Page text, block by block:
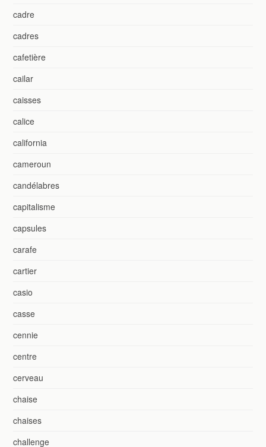
cadre
cadres
cafetière
cailar
caisses
calice
california
cameroun
candélabres
capitalisme
capsules
carafe
cartier
casio
casse
cennie
centre
cerveau
chaise
chaises
challenge